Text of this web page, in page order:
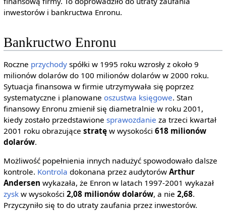
inwestorów i bankructwa Enronu.
Bankructwo Enronu
Roczne przychodyspółki w 1995 roku wzrosły z około 9
milionów dolarów do 100 milionów dolarów w 2000 roku.
Sytuacja finansowa w firmie utrzymywała się poprzez
systematyczne i planowane oszustwa księgowe. Stan
finansowy Enronu zmienił się diametralnie w roku 2001,
kiedy zostało przedstawione sprawozdanie za trzeci kwartał
2001 roku obrazujące stratęw wysokości 618 milionów
dolarów.
Możliwość popełnienia innych nadużyć spowodowało dalsze
kontrole. Kontrola dokonana przez audytorów Arthur
Andersen wykazała, że Enron w latach 1997-2001 wykazał
zyskw wysokości 2,08 milionów dolarów, a nie 2,68.
Przyczyniło się to do utraty zaufania przez inwestorów.